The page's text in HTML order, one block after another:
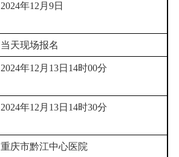
2024年12月9日
当天现场报名
2024年12月13日14时00分
2024年12月13日14时30分
重庆市黔江中心医院